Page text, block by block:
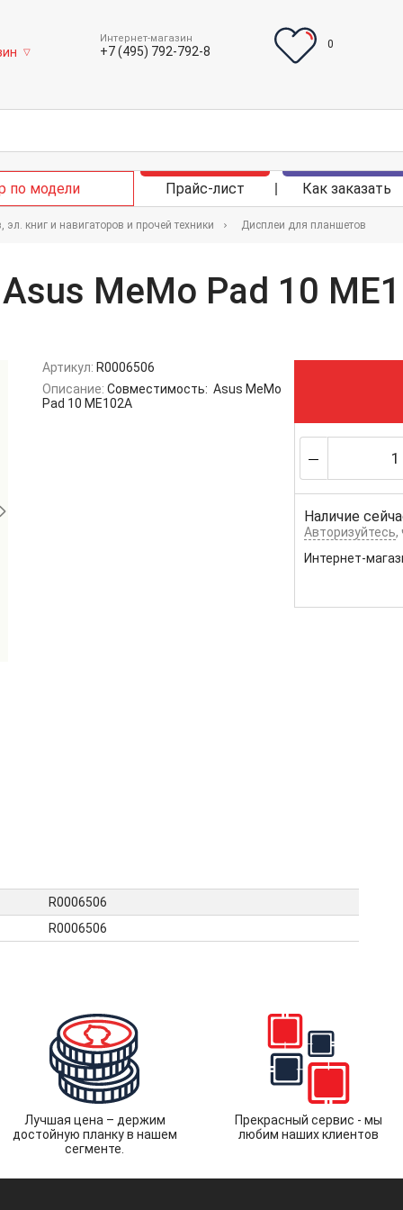
▽
Интернет-магазин
+7 (495) 792-792-8
0
по модели Прайс-лист Как заказать
книг и навигаторов и прочей техники Дисплеи для планшетов
MeMo Pad 10
Артикул: R0006506
Описание: Совместимость: Asus MeMo
Pad 10 ME102A
Наличие
Авторизуйтесь,
Интернет-
R0006506
R0006506
Лучшая цена – держим
достойную планку в нашем
сегменте.
Прекрасный сервис - мы
любим наших клиентов